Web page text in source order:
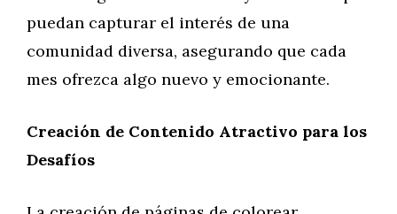
puedan capturar el interés de una
comunidad diversa, asegurando que cada
mes ofrezca algo nuevo y emocionante.
Creación de Contenido Atractivo para los
Desafíos